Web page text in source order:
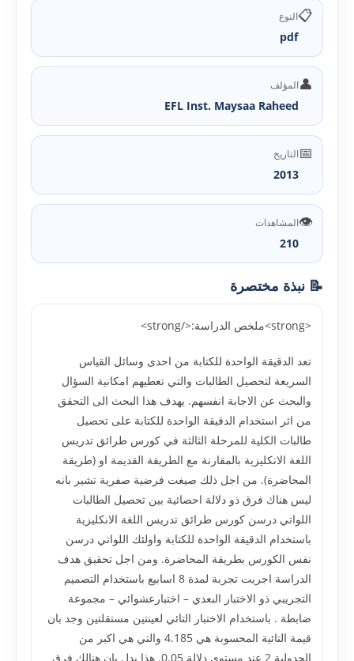
📋النوع
pdf
👤المؤلف
EFL Inst. Maysaa Raheed
📅التاريخ
2013
👁️المشاهدات
210
📝 نبذة مختصرة
<strong>ملخص الدراسة:</strong>
تعد الدقيقة الواحدة للكتابة من احدى وسائل القياس
السريعة لتحصيل الطالبات والتي تعطيهم امكانية السؤال
والبحث عن الاجابة انفسهم. يهدف هذا البحث الى التحقق
من اثر استخدام الدقيقة الواحدة للكتابة على تحصيل
طالبات الكلية للمرحلة الثالثة في كورس طرائق تدريس
اللغة الانكليزية بالمقارنة مع الطريقة القديمة او (طريقة
المحاضرة). من اجل ذلك صيغت فرضية صفرية تشير بانه
ليس هناك فرق ذو دلالة احصائية بين تحصيل الطالبات
اللواتي درسن كورس طرائق تدريس اللغة الانكليزية
باستخدام الدقيقة الواحدة للكتابة واولئك اللواتي درسن
نفس الكورس بطريقة المحاضرة. ومن اجل تحقيق هدف
الدراسة اجريت تجربة لمدة 8 اسابيع باستخدام التصميم
التجريبي ذو الاختبار البعدي – اختبارعشوائي – مجموعة
ضابطة . باستخدام الاختبار التائي لعينتين مستقلتين وجد بان
قيمة التائية المحسوبة هي 4.185 والتي هي اكبر من
الجدولية 2 عند مستوى دلالة 0.05. هذا يدل بان هنالك فرق